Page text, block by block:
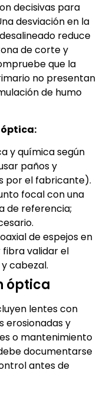
decisivas para
desviación en la
reduce
de corte y
que la
no presentan
de humo
y química según
paños y
por el fabricante).
focal con una
de referencia;
de espejos en
fibra validar el
cabezal.
óptica
lentes con
erosionadas y
o mantenimiento
documentarse
antes de